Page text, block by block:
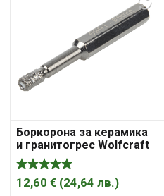
Боркорона за керамика
и гранитогрес Wolfcraft
с диамантена посипка с
6-стенна опашка 6х40
мм
12,60 € (24,64 лв.)